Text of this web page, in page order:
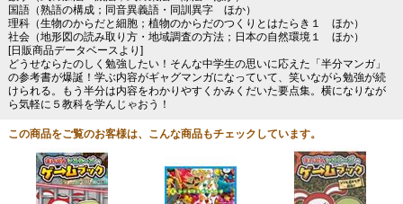
国語（熟語の構成；同音異義語・同訓異字 ほか）
理科（生物のからだと細胞；植物のからだのつくりとはたらき１ ほか）
社会（地形図の読み取り方・地域調査の方法；日本の自然環境１ ほか）
[日販商品データベースより]
どうせならたのしく勉強したい！そんな中学生の思いに応えた「半分マンガ」
の参考書が爆誕！学ぶ内容がギャグマンガになっていて、笑いながら勉強が続
けられる。もう半分は内容をわかりやすくかみくだいた要点集。横になりなが
ら気軽に５教科を学んじゃおう！
この商品をご覧のお客様は、こんな商品もチェックしています。